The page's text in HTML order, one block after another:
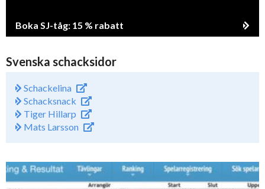
Boka SJ-tåg: 15 % rabatt
Svenska schacksidor
Schackelina
Schacksnack
Tiger Hillarp
Mats Larsson